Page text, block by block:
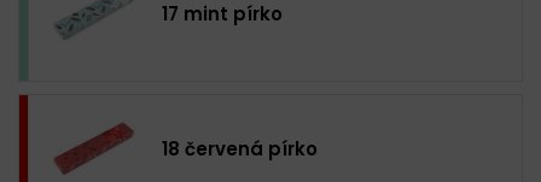
17 mint pírko
18 červená pírko